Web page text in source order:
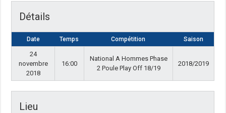
Détails
Date Temps Compétition Saison
24
novembre
2018
16:00
National A Hommes Phase
2 Poule Play Off 18/19
2018/2019
Lieu